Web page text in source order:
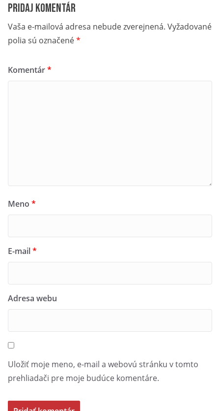
Pridaj komentár
Vaša e-mailová adresa nebude zverejnená. Vyžadované
polia sú označené*
Komentár*
Meno *
E-mail*
Adresa webu
Uložiť moje meno, e-mail a webovú stránku v tomto
prehliadači pre moje budúce komentáre.